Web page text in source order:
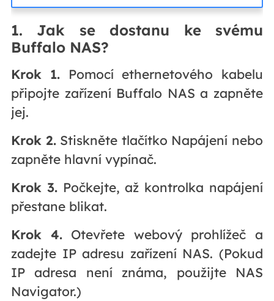
1. Jak se dostanu ke svému
Buffalo NAS?
Krok 1.Pomocí ethernetového kabelu
připojte zařízení Buffalo NAS a zapněte
jej.
Krok 2.Stiskněte tlačítko Napájení nebo
zapněte hlavní vypínač.
Krok 3.Počkejte, až kontrolka napájení
přestane blikat.
Krok 4.Otevřete webový prohlížeč a
zadejte IP adresu zařízení NAS. (Pokud
IP adresa není známa, použijte NAS
Navigator.)